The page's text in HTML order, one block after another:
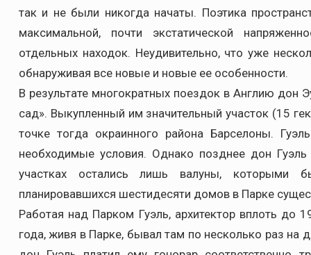
так и не были никогда начаты. Поэтика
максимальной, почти экстатической
отдельных находок. Неудивительно, что уже
обнаруживая все новые и новые ее особенности.
В результате многократных поездок в Англию дон
сад». Выкупленный им значительный участок (15
точке тогда окраинного района Барселоны.
необходимые условия. Однако позднее дон
участках остались лишь валуны, которыми
планировавшихся шестидесяти домов в Парке
Работая над Парком Гуэль, архитектор вплоть до
года, живя в Парке, бывал там по несколько раз на